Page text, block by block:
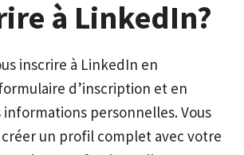
à LinkedIn?
inscrire à LinkedIn en
d’inscription et en
personnelles. Vous
un profil complet avec votre